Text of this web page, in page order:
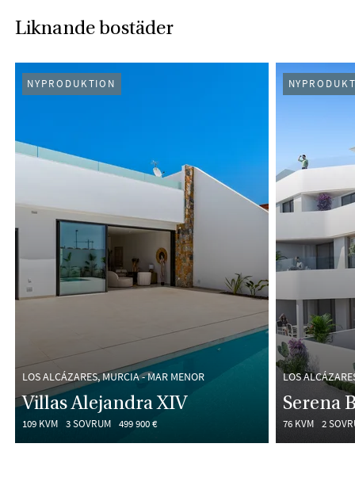
Liknande bostäder
LOS ALCÁZARES, MURCIA - MAR MENOR
Villas Alejandra XIV
109 KVM 3 SOVRUM 499 900 €
NYPRODUKTION
LOS
Serena
76 KVM 2